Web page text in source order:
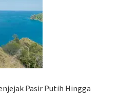
Pasir Putih Hingga